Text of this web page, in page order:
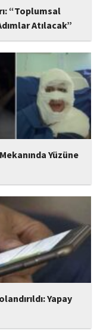
“Toplumsal
Atılacak”
bir platformda
temelini
değerlerle
Yüzüne
31 yaşındaki Gözde
iddia edilen
Yapay
yüksek kazanç